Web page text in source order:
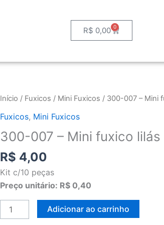
R$ 0,00 0
Cart
Início / Fuxicos / Mini Fuxicos / 300-007 – Mini
Fuxicos, Mini Fuxicos
300-007 – Mini fuxico lilás
R$ 4,00
Kit c/10 peças
Preço unitário: R$ 0,40
300-
Mini
fuxico
lilás
(c/10)
quantidade
Adicionar ao carrinho